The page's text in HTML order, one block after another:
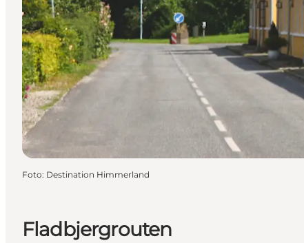
Fladbjergrouten
Foto: Destination Himmerland